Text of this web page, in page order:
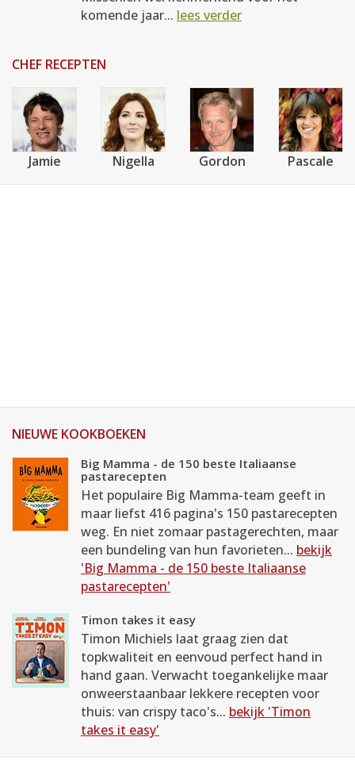
komende jaar... lees verder
CHEF RECEPTEN
Jamie Nigella Gordon Pascale
NIEUWE KOOKBOEKEN
Big Mamma - de 150 beste Italiaanse
pastarecepten
Het populaire Big Mamma-team geeft in
maar liefst 416 pagina's 150 pastarecepten
weg. En niet zomaar pastagerechten, maar
een bundeling van hun favorieten... bekijk
'Big Mamma - de 150 beste Italiaanse
pastarecepten'
Timon takes it easy
Timon Michiels laat graag zien dat
topkwaliteit en eenvoud perfect hand in
hand gaan. Verwacht toegankelijke maar
onweerstaanbaar lekkere recepten voor
thuis: van crispy taco's... bekijk 'Timon
takes it easy'